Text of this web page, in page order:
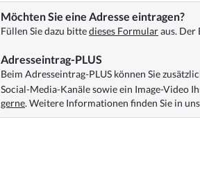
Möchten Sie eine Adresse eintragen?
Füllen Sie dazu bittedieses Formularaus. Der
Adresseintrag-PLUS
Beim Adresseintrag-PLUS können Sie
Social-Media-Kanäle sowie ein Image-Video
gerne. Weitere Informationen finden Sie in